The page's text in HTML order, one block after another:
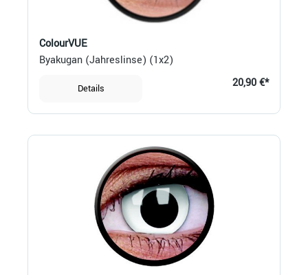
ColourVUE
Byakugan (Jahreslinse) (1x2)
Details 20,90 €*